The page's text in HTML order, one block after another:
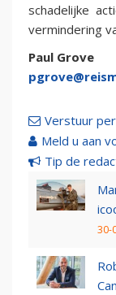
schadelijke
vermindering
Paul Grove
Verstuur
Meld u aan
Tip de
30-